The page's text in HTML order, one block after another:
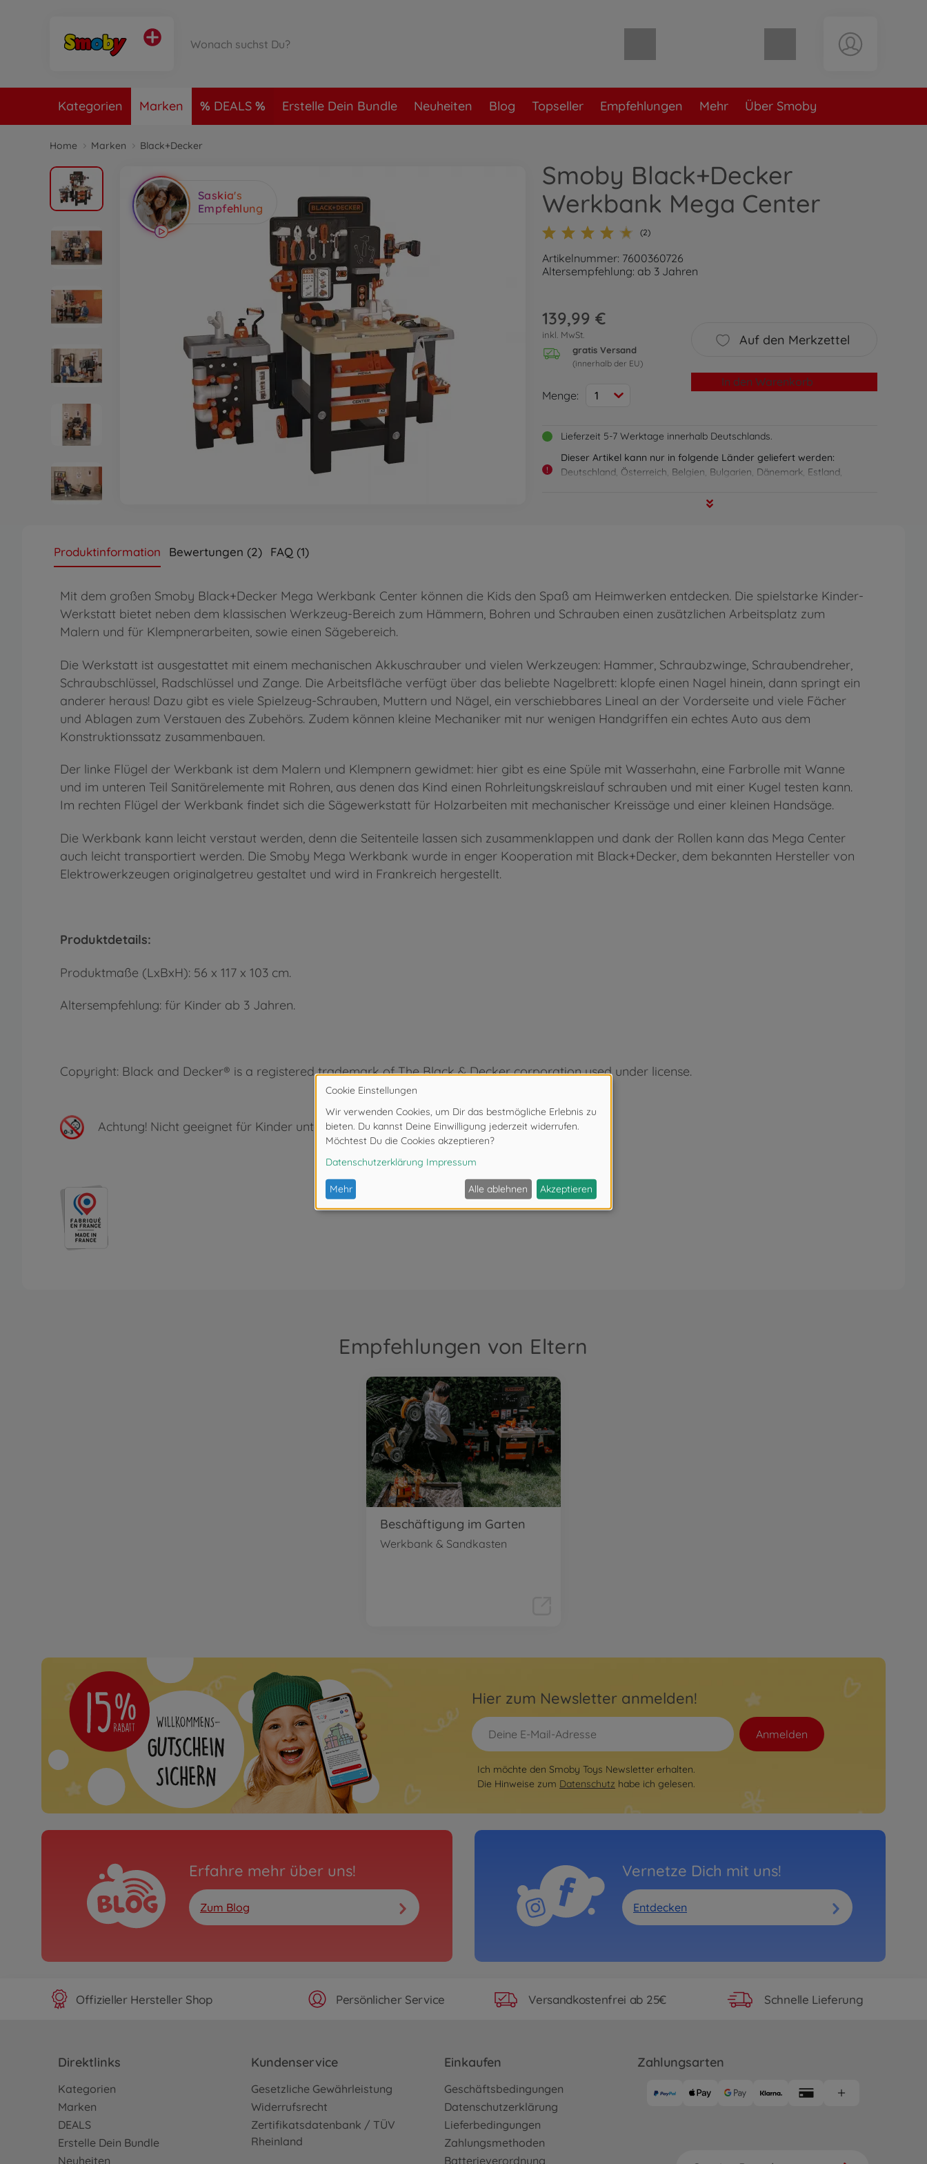
Warenkorb leer
Kategorien Marken DEALS Erstelle Dein Bundle Neuheiten Blog Topseller Empfehlungen Mehr Über Smoby
Home Marken Black+Decker
Saskia's
Empfehlung
Smoby Black+Decker
Werkbank Mega Center
(2)
Artikelnummer: 7600360726
Altersempfehlung: ab 3 Jahren
139,99 €
inkl. MwSt.
gratis Versand
(innerhalb der EU)
Menge: 1
Auf den Merkzettel
In den Warenkorb
Lieferzeit 5-7 Werktage innerhalb Deutschlands.
!
Dieser Artikel kann nur in folgende Länder geliefert werden:
Deutschland, Österreich, Belgien, Bulgarien, Dänemark, Estland,
Niederlande, Polen, Portugal, Rumänien, Schweden, Slowakei,
Produktinformation Bewertungen (2) FAQ (1)
Mit dem großen Smoby Black+Decker Mega Werkbank Center können die Kids den Spaß am Heimwerken entdecken. Die spielstarke Kinder-
Werkstatt bietet neben dem klassischen Werkzeug-Bereich zum Hämmern, Bohren und Schrauben einen zusätzlichen Arbeitsplatz zum
Malern und für Klempnerarbeiten, sowie einen Sägebereich.
Die Werkstatt ist ausgestattet mit einem mechanischen Akkuschrauber und vielen Werkzeugen: Hammer, Schraubzwinge, Schraubendreher,
Schraubschlüssel, Radschlüssel und Zange. Die Arbeitsfläche verfügt über das beliebte Nagelbrett: klopfe einen Nagel hinein, dann springt ein
anderer heraus! Dazu gibt es viele Spielzeug-Schrauben, Muttern und Nägel, ein verschiebbares Lineal an der Vorderseite und viele Fächer
und Ablagen zum Verstauen des Zubehörs. Zudem können kleine Mechaniker mit nur wenigen Handgriffen ein echtes Auto aus dem
Konstruktionssatz zusammenbauen.
Der linke Flügel der Werkbank ist dem Malern und Klempnern gewidmet: hier gibt es eine Spüle mit Wasserhahn, eine Farbrolle mit Wanne
und im unteren Teil Sanitärelemente mit Rohren, aus denen das Kind einen Rohrleitungskreislauf schrauben und mit einer Kugel testen kann.
Im rechten Flügel der Werkbank findet sich die Sägewerkstatt für Holzarbeiten mit mechanischer Kreissäge und einer kleinen Handsäge.
Die Werkbank kann leicht verstaut werden, denn die Seitenteile lassen sich zusammenklappen und dank der Rollen kann das Mega Center
auch leicht transportiert werden. Die Smoby Mega Werkbank wurde in enger Kooperation mit Black+Decker, dem bekannten Hersteller von
Elektrowerkzeugen originalgetreu gestaltet und wird in Frankreich hergestellt.
Produktdetails:
Produktmaße (LxBxH): 56 x 117 x 103 cm.
Altersempfehlung: für Kinder ab 3 Jahren.
Copyright: Black and Decker® is a registered trademark of The Black & Decker corporation used under license.
Achtung! Nicht geeignet für Kinder unter 3 Jahren. Erstickungsgefahr durch Kleinteile.
Empfehlungen von Eltern
Beschäftigung im Garten
Werkbank & Sandkasten
Hier zum Newsletter anmelden!
Anmelden
Ich möchte den Smoby Toys Newsletter erhalten.
Die Hinweise zum Datenschutz habe ich gelesen.
Erfahre mehr über uns!
Zum Blog
Vernetze Dich mit uns!
Entdecken
Offizieller Hersteller Shop Persönlicher Service Versandkostenfrei ab 25€ Schnelle Lieferung
Direktlinks
Kategorien
Marken
DEALS
Erstelle Dein Bundle
Neuheiten
Kundenservice
Gesetzliche Gewährleistung
Widerrufsrecht
Zertifikatsdatenbank / TÜV
Rheinland
Einkaufen
Geschäftsbedingungen
Datenschutzerklärung
Lieferbedingungen
Zahlungsmethoden
Batterieverordnung
Zahlungsarten